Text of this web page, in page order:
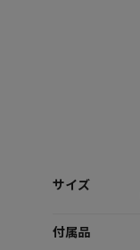
サイズ
付属品